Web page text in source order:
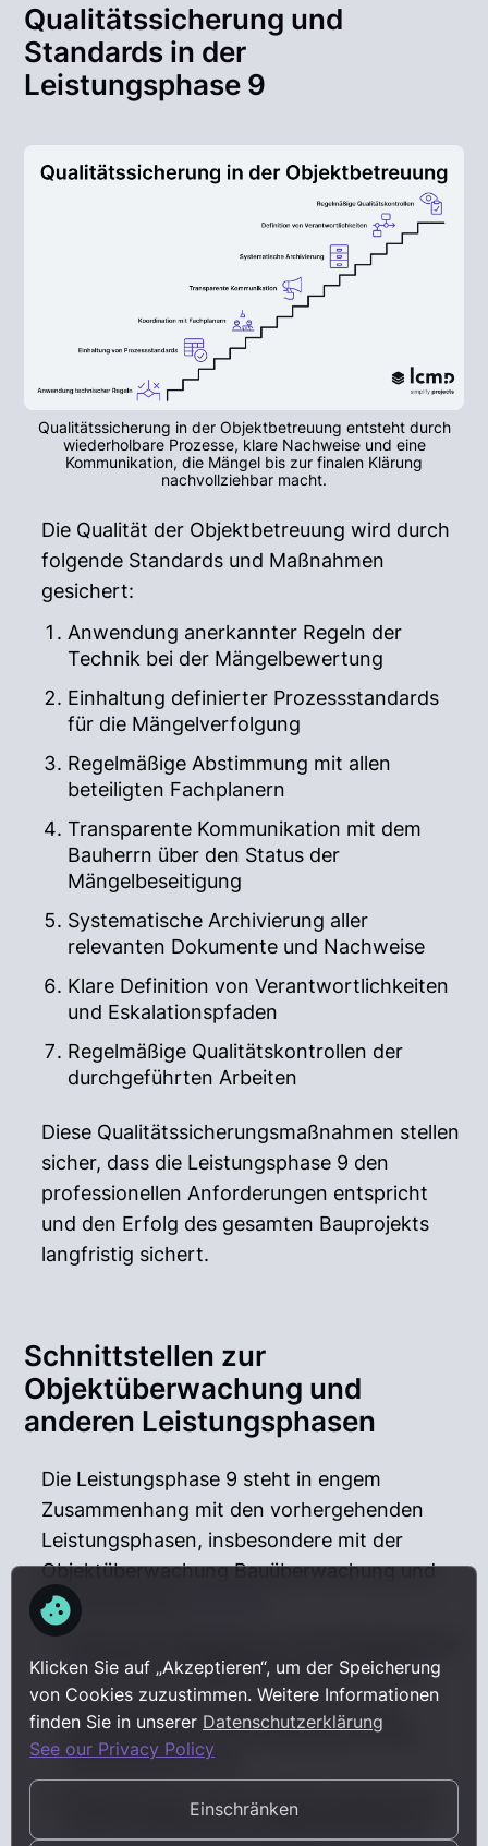
Klicken Sie auf „Akzeptieren“, um der Speicherung
von Cookies zuzustimmen. Weitere Informationen
finden Sie in unserer Datenschutzerklärung
See our Privacy Policy
Einschränken
Qualitätssicherung und
Standards in der
Leistungsphase 9
Qualitätssicherung in der Objektbetreuung entsteht durch
wiederholbare Prozesse, klare Nachweise und eine
Kommunikation, die Mängel bis zur finalen Klärung
nachvollziehbar macht.
Die Qualität der Objektbetreuung wird durch
folgende Standards und Maßnahmen
gesichert:
Anwendung anerkannter Regeln der
Technik bei der Mängelbewertung
Einhaltung definierter Prozessstandards
für die Mängelverfolgung
Regelmäßige Abstimmung mit allen
beteiligten Fachplanern
Transparente Kommunikation mit dem
Bauherrn über den Status der
Mängelbeseitigung
Systematische Archivierung aller
relevanten Dokumente und Nachweise
Klare Definition von Verantwortlichkeiten
und Eskalationspfaden
Regelmäßige Qualitätskontrollen der
durchgeführten Arbeiten
Diese Qualitätssicherungsmaßnahmen stellen
sicher, dass die Leistungsphase 9 den
professionellen Anforderungen entspricht
und den Erfolg des gesamten Bauprojekts
langfristig sichert.
Schnittstellen zur
Objektüberwachung und
anderen Leistungsphasen
Die Leistungsphase 9 steht in engem
Zusammenhang mit den vorhergehenden
Leistungsphasen, insbesondere mit der
Objektüberwachung Bauüberwachung und
Dokumentation (
in LPH 8 zur Objektbetreuung in LPH 9
Übernahme der Dokumentation des
Bauablaufs aus LPH 8 als Basis für die
Mängelbewertung
Nutzung der in der Ausführungsplanung